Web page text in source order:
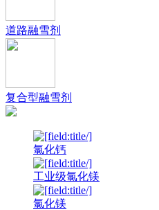
道路融雪剂
复合型融雪剂
氯化钙
工业级氯化镁
氯化镁